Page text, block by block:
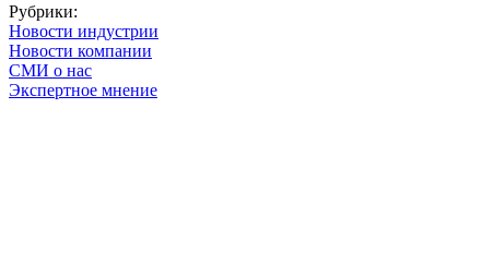
Рубрики:
Новости индустрии
Новости компании
СМИ о нас
Экспертное мнение